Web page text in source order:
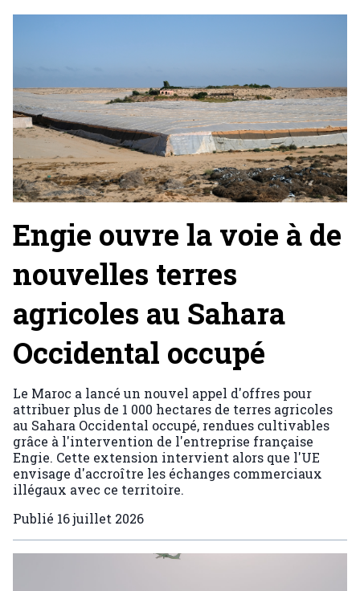
Engie ouvre la voie à de
nouvelles terres
agricoles au Sahara
Occidental occupé
Le Maroc a lancé un nouvel appel d'offres pour
attribuer plus de 1 000 hectares de terres agricoles
au Sahara Occidental occupé, rendues cultivables
grâce à l'intervention de l'entreprise française
Engie. Cette extension intervient alors que l'UE
envisage d'accroître les échanges commerciaux
illégaux avec ce territoire.
Publié 16 juillet 2026